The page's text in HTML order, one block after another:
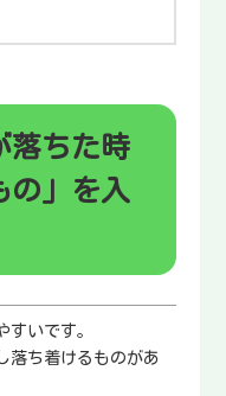
落ちた時
の」を入
すいです。
落ち着けるものがあ